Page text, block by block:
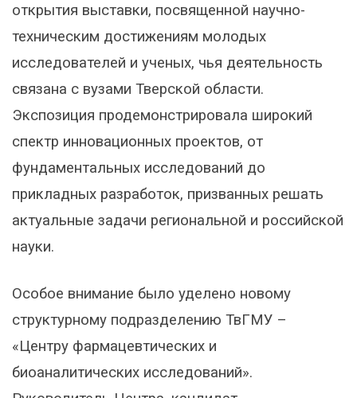
открытия выставки, посвященной научно-
техническим достижениям молодых
исследователей и ученых, чья деятельность
связана с вузами Тверской области.
Экспозиция продемонстрировала широкий
спектр инновационных проектов, от
фундаментальных исследований до
прикладных разработок, призванных решать
актуальные задачи региональной и российской
науки.
Особое внимание было уделено новому
структурному подразделению ТвГМУ –
«Центру фармацевтических и
биоаналитических исследований».